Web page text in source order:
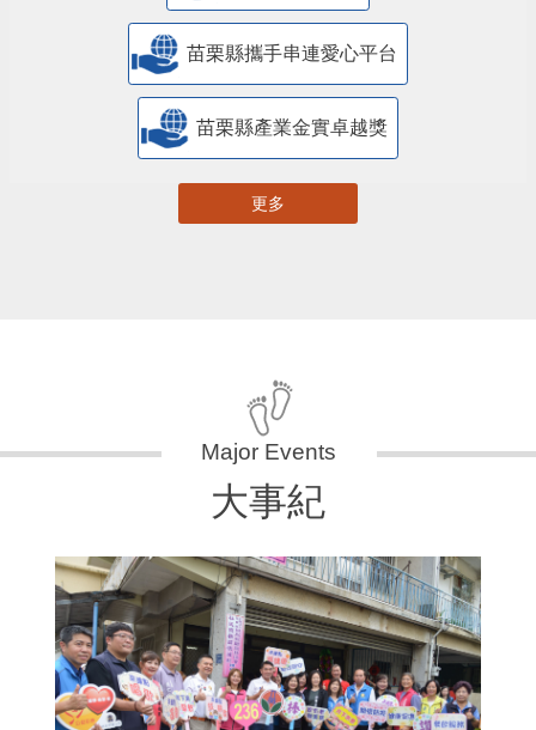
苗栗縣攜手串連愛心平台
苗栗縣產業金實卓越獎
更多
大事紀